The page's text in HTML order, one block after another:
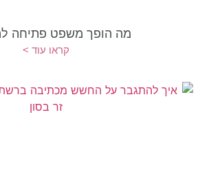
מה הופך משפט פתיחה
קראו עוד >